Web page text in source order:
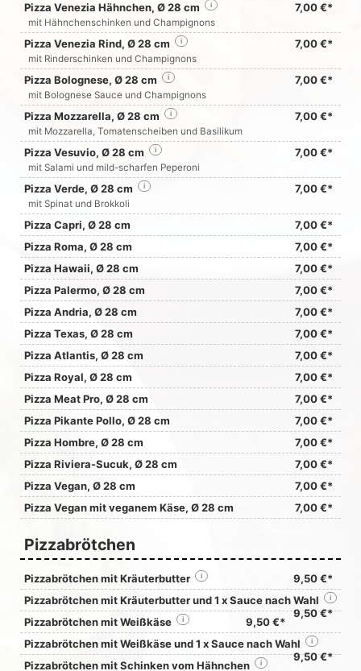
Pizza Venezia Hähnchen, Ø 28 cm 7,00 €*
i
mit Hähnchenschinken und Champignons
Pizza Venezia Rind, Ø 28 cm 7,00 €*
i
mit Rinderschinken und Champignons
Pizza Bolognese, Ø 28 cm 7,00 €*
i
mit Bolognese Sauce und Champignons
Pizza Mozzarella, Ø 28 cm 7,00 €*
i
mit Mozzarella, Tomatenscheiben und Basilikum
Pizza Vesuvio, Ø 28 cm 7,00 €*
i
mit Salami und mild-scharfen Peperoni
Pizza Verde, Ø 28 cm 7,00 €*
i
mit Spinat und Brokkoli
Pizza Capri, Ø 28 cm
7,00 €*
Pizza Roma, Ø 28 cm
7,00 €*
Pizza Hawaii, Ø 28 cm
7,00 €*
Pizza Palermo, Ø 28 cm
7,00 €*
Pizza Andria, Ø 28 cm
7,00 €*
Pizza Texas, Ø 28 cm
7,00 €*
Pizza Atlantis, Ø 28 cm
7,00 €*
Pizza Royal, Ø 28 cm
7,00 €*
Pizza Meat Pro, Ø 28 cm
7,00 €*
Pizza Pikante Pollo, Ø 28 cm
7,00 €*
Pizza Hombre, Ø 28 cm
7,00 €*
Pizza Riviera-Sucuk, Ø 28 cm
7,00 €*
Pizza Vegan, Ø 28 cm
7,00 €*
Pizza Vegan mit veganem Käse, Ø 28 cm
7,00 €*
Pizzabrötchen
Pizzabrötchen mit Kräuterbutter 9,50 €*
i
Pizzabrötchen mit Kräuterbutter und 1 x Sauce nach Wahl
9,50 €*
i
Pizzabrötchen mit Weißkäse 9,50 €*
i
Pizzabrötchen mit Weißkäse und 1 x Sauce nach Wahl
9,50 €*
i
Pizzabrötchen mit Schinken vom Hähnchen i